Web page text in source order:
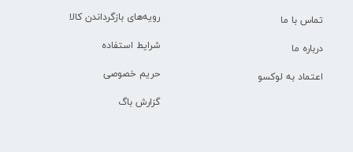
رویه‌های بازگرداندن کالا
شرایط استفاده
حریم خصوصی
گزارش باگ
تماس با ما
درباره ما
اعتماد به لوکسو